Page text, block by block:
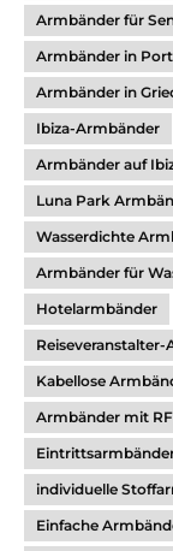
Armbänder für
Armbänder in
Armbänder in
Ibiza-Armbänder
Armbänder auf
Luna Park
Wasserdichte
Armbänder für
Hotelarmbänder
Kabellose
Armbänder mit
individuelle
Einfache